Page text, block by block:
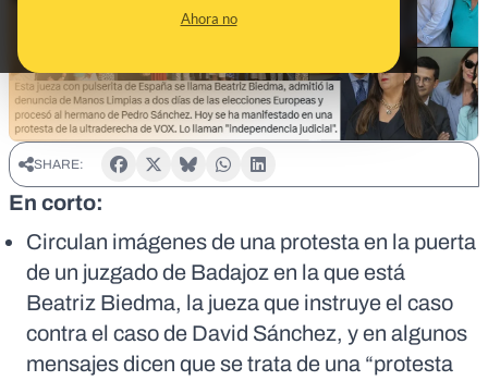
Ahora no
SHARE:
En corto:
Circulan imágenes de una protesta en la puerta
de un juzgado de Badajoz en la que está
Beatriz Biedma, la jueza que instruye el caso
contra el caso de David Sánchez, y en algunos
mensajes dicen que se trata de una “protesta